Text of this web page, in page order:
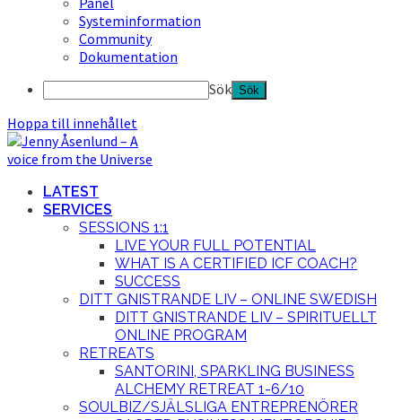
Systeminformation
Community
Dokumentation
Sök
Hoppa till innehållet
LATEST
SERVICES
SESSIONS 1:1
LIVE YOUR FULL POTENTIAL
WHAT IS A CERTIFIED ICF COACH?
SUCCESS
DITT GNISTRANDE LIV – ONLINE SWEDISH
DITT GNISTRANDE LIV – SPIRITUELLT
ONLINE PROGRAM
RETREATS
SANTORINI, SPARKLING BUSINESS
ALCHEMY RETREAT 1-6/10
SOULBIZ/SJÄLSLIGA ENTREPRENÖRER